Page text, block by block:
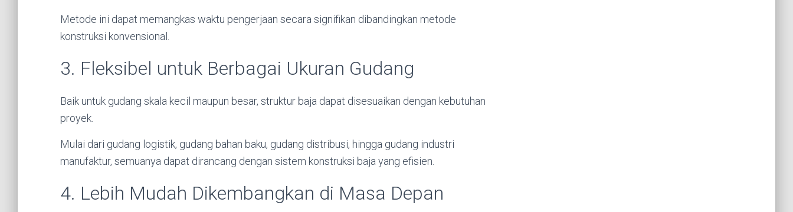
Metode ini dapat memangkas waktu pengerjaan secara signifikan dibandingkan metode
konstruksi konvensional.
3. Fleksibel untuk Berbagai Ukuran Gudang
Baik untuk gudang skala kecil maupun besar, struktur baja dapat disesuaikan dengan kebutuhan
proyek.
Mulai dari gudang logistik, gudang bahan baku, gudang distribusi, hingga gudang industri
manufaktur, semuanya dapat dirancang dengan sistem konstruksi baja yang efisien.
4. Lebih Mudah Dikembangkan di Masa Depan